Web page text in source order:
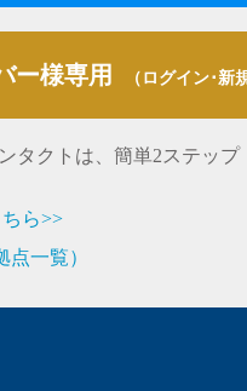
ー様専用 （ログイン･新
タクトは、簡単2ステップ
ら>>
一覧）